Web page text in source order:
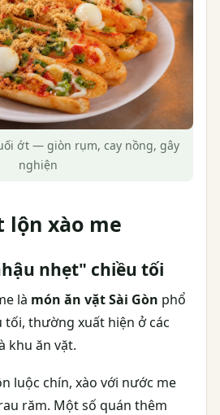
ớt — giòn rụm, cay nồng, gây
nghiện
lộn xào me
nhẹt" chiều tối
là món ăn vặt Sài Gòn phổ
tối, thường xuất hiện ở các
khu ăn vặt.
luộc chín, xào với nước me
răm. Một số quán thêm